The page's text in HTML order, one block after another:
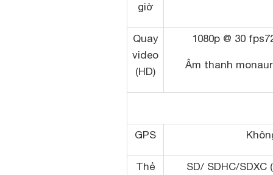
giờ
Quay
video
(HD)
1080p @ 30
Âm thanh
GPS
Thẻ
SD/ SDHC/SDXC